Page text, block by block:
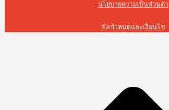
นโยบายความเป็นส่วนตัว
ข้อกำหนดและเงื่อนไข